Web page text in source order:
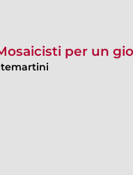
per un